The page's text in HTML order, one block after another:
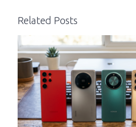
Related Posts